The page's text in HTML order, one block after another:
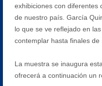
exhibiciones con diferentes
de nuestro país. García
lo que se ve reflejado en
contemplar hasta finales de
La muestra se inaugura
ofrecerá a continuación un